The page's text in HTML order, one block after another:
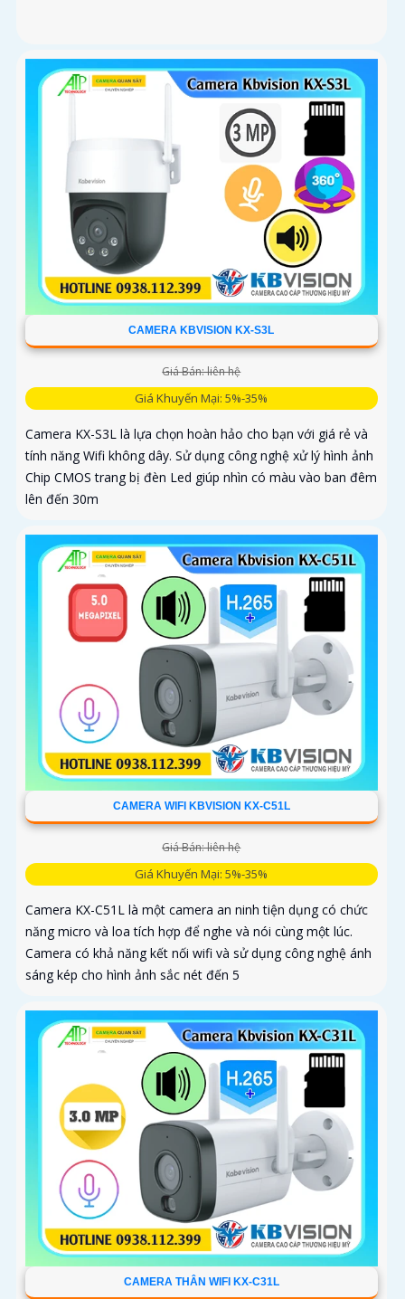
CAMERA KBVISION KX-S3L
Giá Bán: liên hệ
Giá Khuyến Mại: 5%-35%
Camera KX-S3L là lựa chọn hoàn hảo cho bạn với giá rẻ và
tính năng Wifi không dây. Sử dụng công nghệ xử lý hình ảnh
Chip CMOS trang bị đèn Led giúp nhìn có màu vào ban đêm
lên đến 30m
CAMERA WIFI KBVISION KX-C51L
Giá Bán: liên hệ
Giá Khuyến Mại: 5%-35%
Camera KX-C51L là một camera an ninh tiện dụng có chức
năng micro và loa tích hợp để nghe và nói cùng một lúc.
Camera có khả năng kết nối wifi và sử dụng công nghệ ánh
sáng kép cho hình ảnh sắc nét đến 5
CAMERA THÂN WIFI KX-C31L